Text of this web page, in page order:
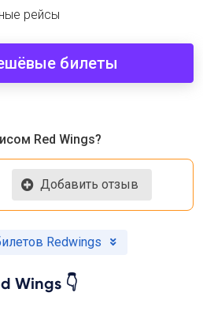
рейсы
билеты
Red Wings?
Добавить отзыв
Redwings
Wings 👇